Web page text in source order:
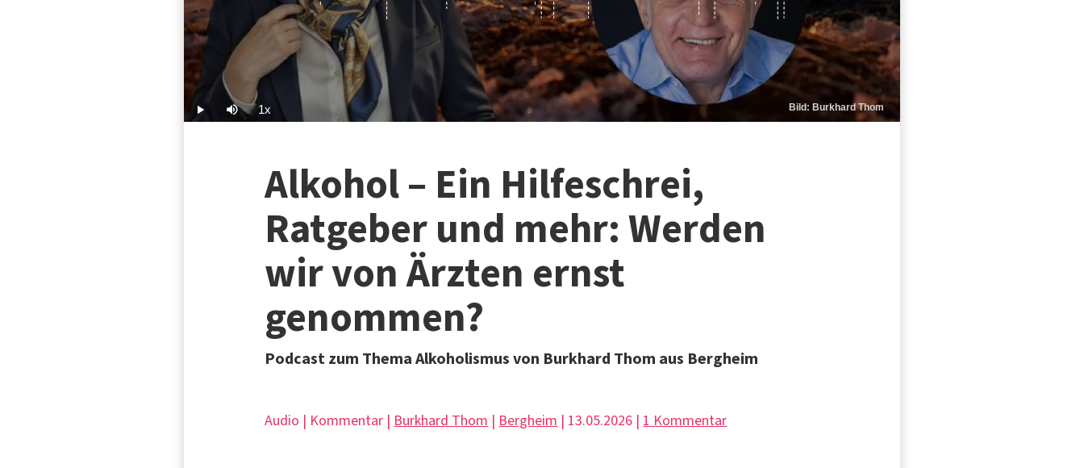
Play Mute 1xPlayback
Rate
Bild: Burkhard Thom
Alkohol – Ein Hilfeschrei,
Ratgeber und mehr: Werden
wir von Ärzten ernst
genommen?
Podcast zum Thema Alkoholismus von Burkhard Thom aus Bergheim
Audio | Kommentar | Burkhard Thom | Bergheim | 13.05.2026 | 1 Kommentar